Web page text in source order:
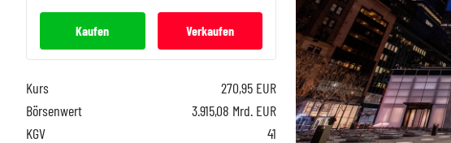
Kaufen Verkaufen
Kurs 270,95 EUR
Börsenwert
3.915,08 Mrd. EUR
KGV
41